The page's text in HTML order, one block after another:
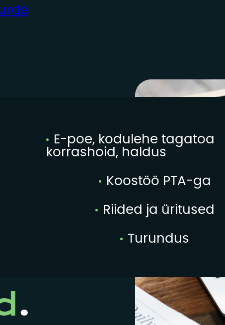
E-poe, kodulehe tagatoa
korrashoid, haldus
Koostöö PTA-ga
Riided ja üritused
Turundus
ja
.